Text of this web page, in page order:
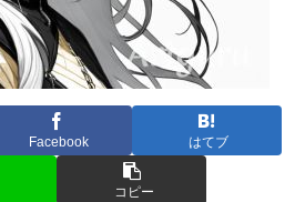
Facebook はてブ
コピー